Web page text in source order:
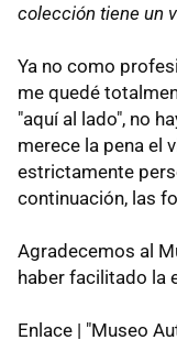
colección tiene un
Ya no como
me quedé
"aquí al lado", no
merece la pena el
estrictamente
continuación, las
Agradecemos al
haber facilitado la
Enlace | "Museo